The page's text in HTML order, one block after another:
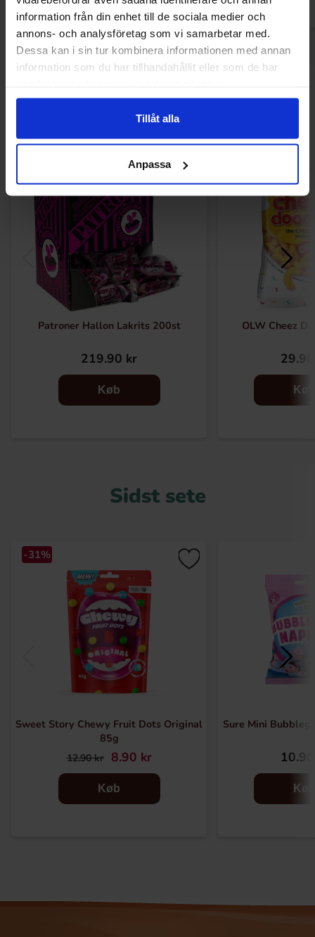
information från din enhet till de sociala medier och
annons- och analysföretag som vi samarbetar med.
Dessa kan i sin tur kombinera informationen med annan
information som du har tillhandahållit eller som de har
Tillåt alla
Anpassa
Andre kunne lide
Patroner Hallon Lakrits 200st
219.90 kr
Køb
OLW Cheez
Køb
Sidst sete
-31%
Sweet Story Chewy Fruit Dots Original
85g
12.90 kr 8.90 kr
Køb
Sure Mini
Køb